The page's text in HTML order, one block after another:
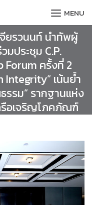
MENU
ยรวนนท์ นำทัพผู้
มประชุม C.P.
Forum ครั้งที่ 2
Integrity” เน้นย้ำ
รม” รากฐานแห่ง
รือเจริญโภคภัณฑ์